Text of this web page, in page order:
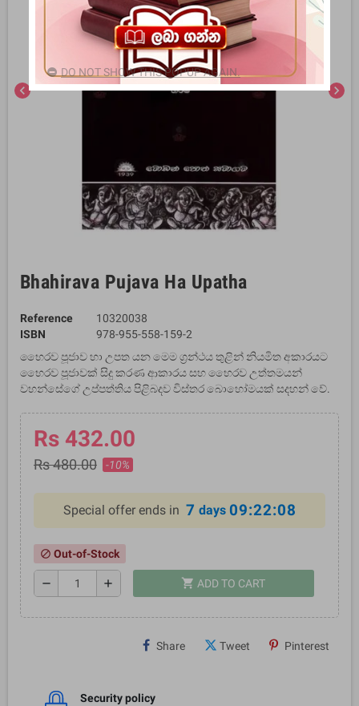
chevron_left chevron_right
Bhahirava Pujava Ha Upatha
Reference
10320038
ISBN
978-955-558-159-2
භෛරව පූජාව හා උපත යන මෙම ග්‍රන්ථය තුළින් නියමිත අකාරයට
භෛරව පූජාවක් සිදු කරණ ආකාරය සහ භෛරව උත්තමයන්
වහන්සේගේ උප්පත්තිය පිළිබදව විස්තර බොහෝමයක් සදහන් වේ.
Rs 432.00
Rs 480.00 -10%
Special offer ends in 7 days 09:22:07
block Out-of-Stock
remove add shopping_cart ADD TO CART
Share Tweet Pinterest
Security policy
DO NOT SHOW THIS POPUP AGAIN.